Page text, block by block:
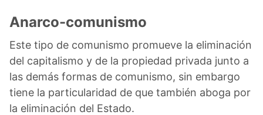
Anarco-comunismo
Este tipo de comunismo promueve la eliminación
del capitalismo y de la propiedad privada junto a
las demás formas de comunismo, sin embargo
tiene la particularidad de que también aboga por
la eliminación del Estado.